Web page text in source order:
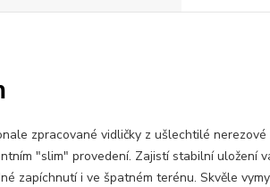
zpracované vidličky z ušlechtilé
"slim" provedení. Zajistí stabilní uložení
zapíchnutí i ve špatném terénu. Skvěle